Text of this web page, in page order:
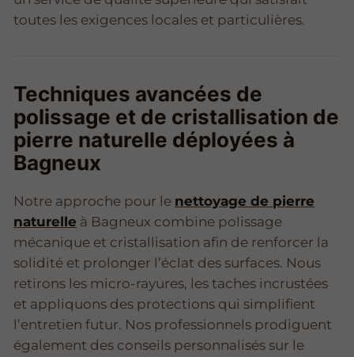
toutes les exigences locales et particulières.
Techniques avancées de
polissage et de cristallisation de
pierre naturelle déployées à
Bagneux
Notre approche pour le nettoyage de pierre
naturelle à Bagneux combine polissage
mécanique et cristallisation afin de renforcer la
solidité et prolonger l’éclat des surfaces. Nous
retirons les micro-rayures, les taches incrustées
et appliquons des protections qui simplifient
l’entretien futur. Nos professionnels prodiguent
également des conseils personnalisés sur le